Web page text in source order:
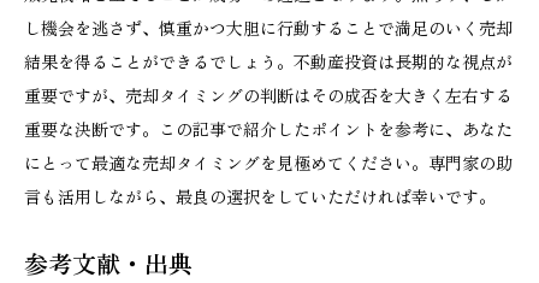
し機会を逃さず、慎重かつ大胆に行動することで満足のいく売却
結果を得ることができるでしょう。不動産投資は長期的な視点が
重要ですが、売却タイミングの判断はその成否を大きく左右する
重要な決断です。この記事で紹介したポイントを参考に、あなた
にとって最適な売却タイミングを見極めてください。専門家の助
言も活用しながら、最良の選択をしていただければ幸いです。
参考文献・出典